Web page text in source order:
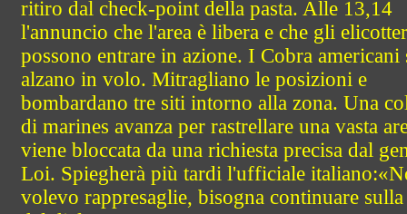
ritiro dal check-point della pasta. Alle 13,14
l'annuncio che l'area è libera e che gli
possono entrare in azione. I Cobra americani
alzano in volo. Mitragliano le posizioni e
bombardano tre siti intorno alla zona. Una
di marines avanza per rastrellare una vasta
viene bloccata da una richiesta precisa dal
Loi. Spiegherà più tardi l'ufficiale
volevo rappresaglie, bisogna continuare sulla